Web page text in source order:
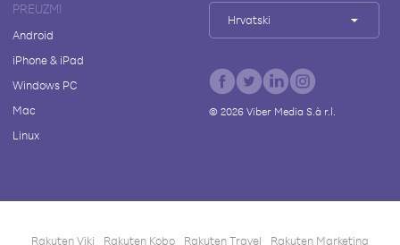
PREUZMI
Android
iPhone & iPad
Windows PC
Mac
Linux
Hrvatski
© 2026Viber Media S.à r.l.
Rakuten Viki Rakuten Kobo Rakuten Travel Rakuten Marketing